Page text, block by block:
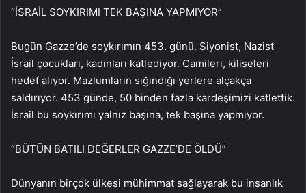
“İSRAİL SOYKIRIMI TEK BAŞINA YAPMIYOR”
Bugün Gazze’de soykırımın 453. günü. Siyonist, Nazist
İsrail çocukları, kadınları katlediyor. Camileri, kiliseleri
hedef alıyor. Mazlumların sığındığı yerlere alçakça
saldırıyor. 453 günde, 50 binden fazla kardeşimizi katlettik.
İsrail bu soykırımı yalnız başına, tek başına yapmıyor.
“BÜTÜN BATILI DEĞERLER GAZZE’DE ÖLDÜ”
Dünyanın birçok ülkesi mühimmat sağlayarak bu insanlık